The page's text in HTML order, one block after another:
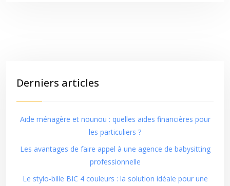
Derniers articles
Aide ménagère et nounou : quelles aides financières pour
les particuliers ?
Les avantages de faire appel à une agence de babysitting
professionnelle
Le stylo-bille BIC 4 couleurs : la solution idéale pour une